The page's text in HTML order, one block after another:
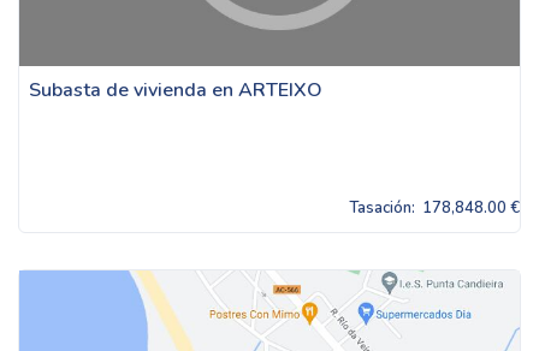
Subasta de vivienda en ARTEIXO
Tasación: 178,848.00 €